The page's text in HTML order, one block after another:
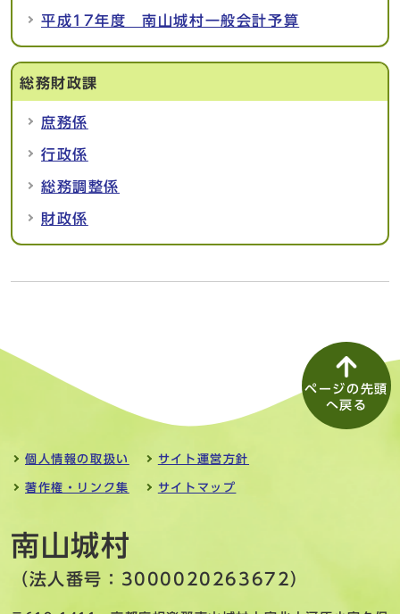
平成17年度 南山城村一般会計予算
総務財政課
庶務係
行政係
総務調整係
財政係
ページの先頭
へ戻る
個人情報の取扱い サイト運営方針
著作権・リンク集 サイトマップ
南山城村
（法人番号：3000020263672）